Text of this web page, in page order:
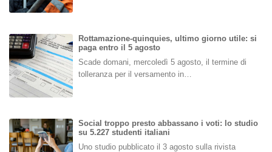
Rottamazione-quinquies, ultimo giorno utile: si
paga entro il 5 agosto
Scade domani, mercoledì 5 agosto, il termine di
tolleranza per il versamento in…
Social troppo presto abbassano i voti: lo studio
su 5.227 studenti italiani
Uno studio pubblicato il 3 agosto sulla rivista